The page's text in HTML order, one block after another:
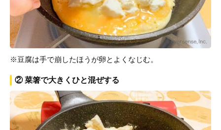
※豆腐は手で崩したほうが卵とよくなじむ。
② 菜箸で大きくひと混ぜする